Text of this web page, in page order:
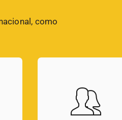
como